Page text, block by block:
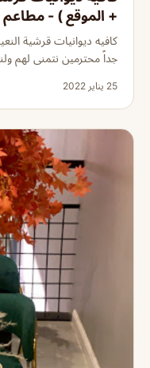
+ الموقع ) - مطاعم
كافيه ديوانيات قرشية
جداً محترمين نتمنى لهم
25 يناير 2022